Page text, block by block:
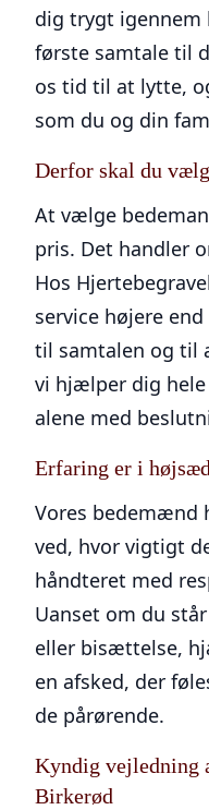
dig trygt igennem
første samtale til
os tid til at lytte,
som du og din
Derfor skal du
At vælge
pris. Det handler
Hos
service højere
til samtalen og til
vi hjælper dig hele
alene med
Erfaring er i
Vores bedemænd
ved, hvor vigtigt
håndteret med
Uanset om du
eller bisættelse,
en afsked, der
de pårørende.
Kyndig vejledning
Birkerød